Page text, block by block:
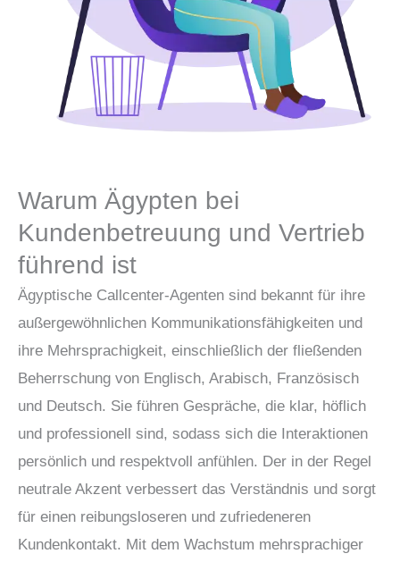
Warum Ägypten bei
Kundenbetreuung und Vertrieb
führend ist
Ägyptische Callcenter-Agenten sind bekannt für ihre
außergewöhnlichen Kommunikationsfähigkeiten und
ihre Mehrsprachigkeit, einschließlich der fließenden
Beherrschung von Englisch, Arabisch, Französisch
und Deutsch. Sie führen Gespräche, die klar, höflich
und professionell sind, sodass sich die Interaktionen
persönlich und respektvoll anfühlen. Der in der Regel
neutrale Akzent verbessert das Verständnis und sorgt
für einen reibungsloseren und zufriedeneren
Kundenkontakt. Mit dem Wachstum mehrsprachiger